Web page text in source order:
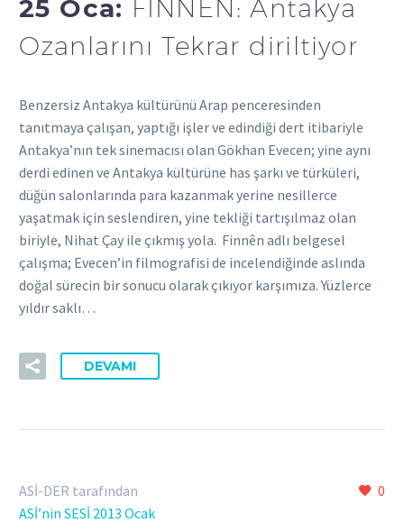
25 Oca: FİNNÊN: Antakya
Ozanlarını Tekrar diriltiyor
Benzersiz Antakya kültürünü Arap penceresinden
tanıtmaya çalışan, yaptığı işler ve edindiği dert itibariyle
Antakya’nın tek sinemacısı olan Gökhan Evecen; yine aynı
derdi edinen ve Antakya kültürüne has şarkı ve türküleri,
düğün salonlarında para kazanmak yerine nesillerce
yaşatmak için seslendiren, yine tekliği tartışılmaz olan
biriyle, Nihat Çay ile çıkmış yola. Finnên adlı belgesel
çalışma; Evecen’in filmografisi de incelendiğinde aslında
doğal sürecin bir sonucu olarak çıkıyor karşımıza. Yüzlerce
yıldır saklı…
DEVAMI
0
ASİ-DER tarafından
ASİ’nin SESİ 2013 Ocak